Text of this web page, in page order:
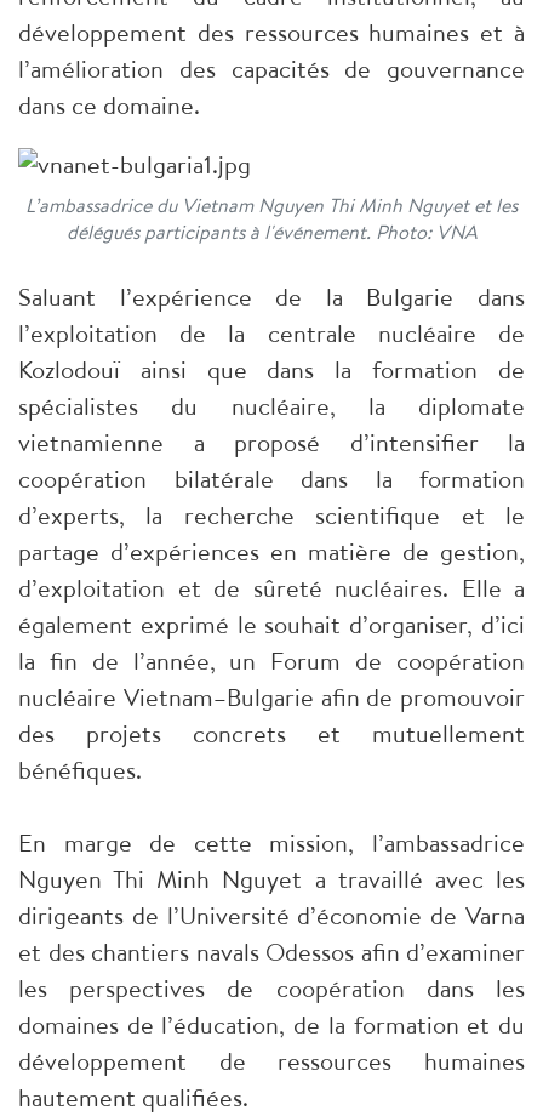
développement des ressources humaines et à
l’amélioration des capacités de gouvernance
dans ce domaine.
L’ambassadrice du Vietnam Nguyen Thi Minh Nguyet et les
délégués participants à l'événement. Photo: VNA
Saluant l’expérience de la Bulgarie dans
l’exploitation de la centrale nucléaire de
Kozlodouï ainsi que dans la formation de
spécialistes du nucléaire, la diplomate
vietnamienne a proposé d’intensifier la
coopération bilatérale dans la formation
d’experts, la recherche scientifique et le
partage d’expériences en matière de gestion,
d’exploitation et de sûreté nucléaires. Elle a
également exprimé le souhait d’organiser, d’ici
la fin de l’année, un Forum de coopération
nucléaire Vietnam–Bulgarie afin de promouvoir
des projets concrets et mutuellement
bénéfiques.
En marge de cette mission, l’ambassadrice
Nguyen Thi Minh Nguyet a travaillé avec les
dirigeants de l’Université d’économie de Varna
et des chantiers navals Odessos afin d’examiner
les perspectives de coopération dans les
domaines de l’éducation, de la formation et du
développement de ressources humaines
hautement qualifiées.